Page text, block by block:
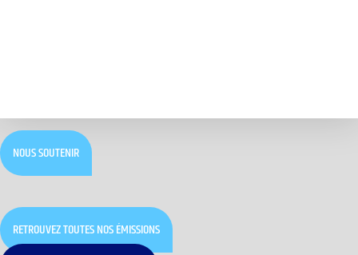
NOUS SOUTENIR
RETROUVEZ TOUTES NOS ÉMISSIONS